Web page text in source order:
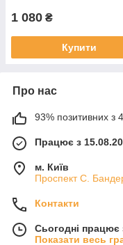
1 080 ₴
Купити
Про нас
93% позитивних з
Працює з
м. Київ
Проспект С.
Контакти
Сьогодні працює
Показати весь